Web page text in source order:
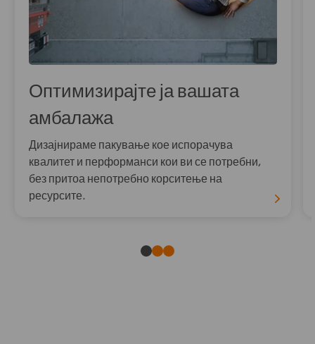
Оптимизирајте ја вашата
амбалажа
Дизајнираме пакување кое испорачува
квалитет и перформанси кои ви се потребни,
без притоа непотребно корситење на
ресурсите.